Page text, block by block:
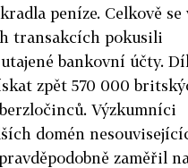
peníze. Celkově se
transakcích pokusili
bankovní účty.
zpět 570 000
Výzkumníci
domén
zaměřil na